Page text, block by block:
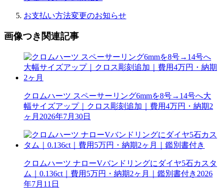
お支払い方法変更のお知らせ
画像つき関連記事
クロムハーツ スペーサーリング6mmを8号→14号へ大
幅サイズアップ｜クロス彫刻追加｜費用4万円・納期2
ヶ月 2026年7月30日
クロムハーツ ナローVバンドリングにダイヤ5石カスタ
ム｜0.136ct｜費用5万円・納期2ヶ月｜鑑別書付き 2026
年7月11日